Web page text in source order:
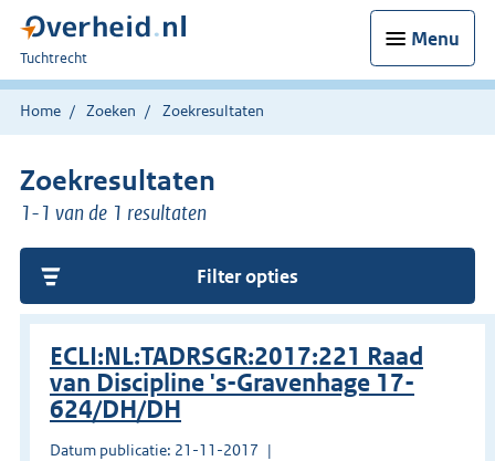
Menu
U
bent
hier:
Tuchtrecht
Home Zoeken Zoekresultaten
Zoekresultaten
1-1 van de 1 resultaten
Filter opties
ECLI:NL:TADRSGR:2017:221 Raad
van Discipline 's-Gravenhage 17-
624/DH/DH
Datum publicatie: 21-11-2017